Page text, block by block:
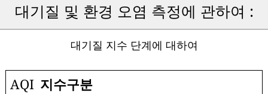
대기질 및 환경 오염 측정에 관하여 :
대기질 지수 단계에 대하여
AQI 지수구분